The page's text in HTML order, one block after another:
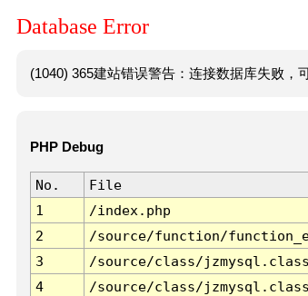
Database Error
(1040) 365建站错误警告：连接数据库失败，
PHP Debug
No. File
1
/index.php
2
/source/function/
3
/source/class/
4
/source/class/